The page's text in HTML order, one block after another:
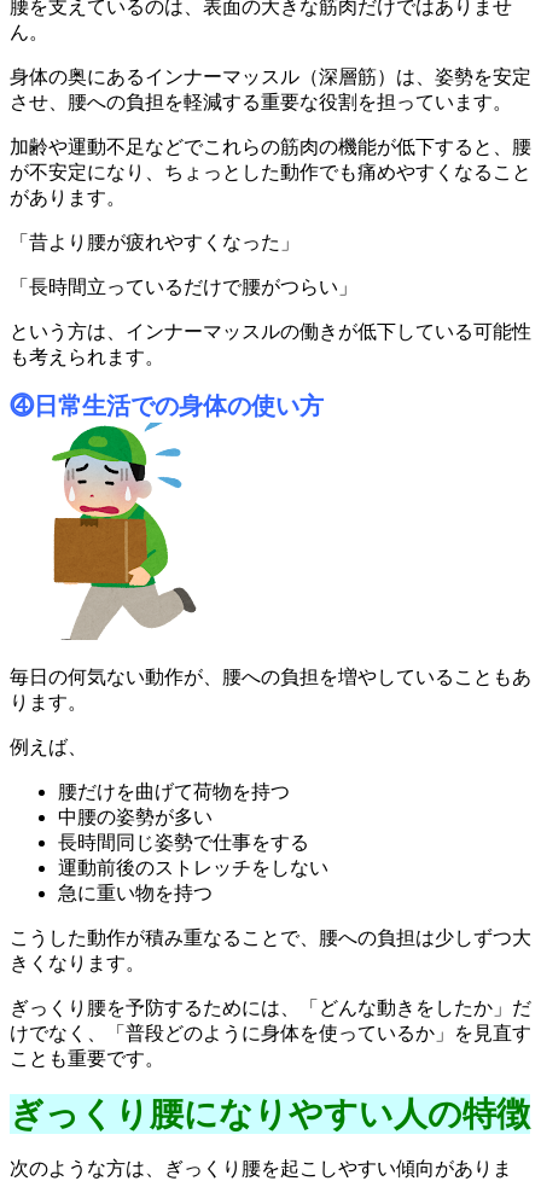
腰を支えているのは、表面の大きな筋肉だけではありませ
ん。
身体の奥にあるインナーマッスル（深層筋）は、姿勢を安定
させ、腰への負担を軽減する重要な役割を担っています。
加齢や運動不足などでこれらの筋肉の機能が低下すると、腰
が不安定になり、ちょっとした動作でも痛めやすくなること
があります。
「昔より腰が疲れやすくなった」
「長時間立っているだけで腰がつらい」
という方は、インナーマッスルの働きが低下している可能性
も考えられます。
毎日の何気ない動作が、腰への負担を増やしていることもあ
ります。
例えば、
腰だけを曲げて荷物を持つ
中腰の姿勢が多い
長時間同じ姿勢で仕事をする
運動前後のストレッチをしない
急に重い物を持つ
こうした動作が積み重なることで、腰への負担は少しずつ大
きくなります。
ぎっくり腰を予防するためには、「どんな動きをしたか」だ
けでなく、「普段どのように身体を使っているか」を見直す
ことも重要です。
ぎっくり腰になりやすい人の特徴
次のような方は、ぎっくり腰を起こしやすい傾向がありま